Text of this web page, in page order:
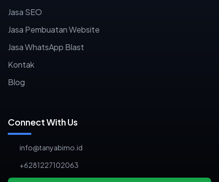
Jasa SEO
Jasa Pembuatan Website
Jasa WhatsApp Blast
Kontak
Blog
Connect With Us
info@tanyabimo.id
+6281227102063